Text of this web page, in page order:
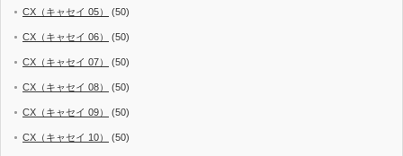
CX（キャセイ 05） (50)
CX（キャセイ 06） (50)
CX（キャセイ 07） (50)
CX（キャセイ 08） (50)
CX（キャセイ 09） (50)
CX（キャセイ 10） (50)